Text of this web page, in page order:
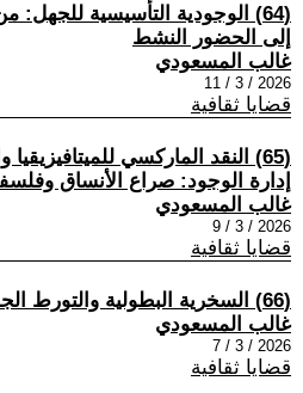
(64) الوجودية التأسيسية للجهل:
إلى الحضور النشط
غالب المسعودي
2026 / 3 / 11
قضايا ثقافية
(65) النقد الماركسي للميتافيزيقيا
إدارة الوجود: صراع الأنساق
غالب المسعودي
2026 / 3 / 9
قضايا ثقافية
(66) السخرية البطولية والتورط الجميل
غالب المسعودي
2026 / 3 / 7
قضايا ثقافية